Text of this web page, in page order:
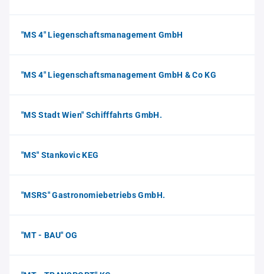
"MS 4" Liegenschaftsmanagement GmbH
"MS 4" Liegenschaftsmanagement GmbH & Co KG
"MS Stadt Wien" Schifffahrts GmbH.
"MS" Stankovic KEG
"MSRS" Gastronomiebetriebs GmbH.
"MT - BAU" OG